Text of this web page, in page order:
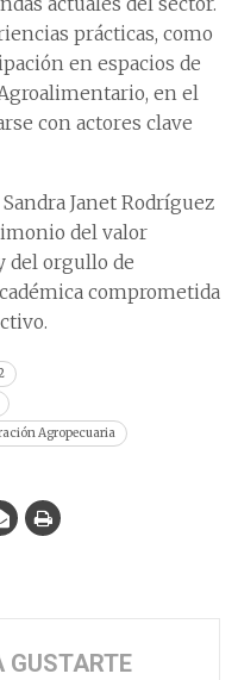
prácticas, como
en espacios de
en el
con actores clave
Janet Rodríguez
del valor
del orgullo de
comprometida
Agropecuaria
GUSTARTE